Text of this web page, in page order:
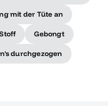
mit der Tüte an
Gebongt
durchgezogen